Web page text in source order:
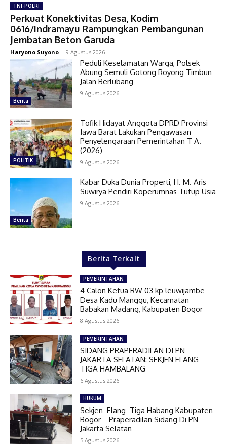
TNI-POLRI
Perkuat Konektivitas Desa, Kodim
0616/Indramayu Rampungkan Pembangunan
Jembatan Beton Garuda
Haryono Suyono - 9 Agustus 2026
Berita
Peduli Keselamatan Warga, Polsek
Abung Semuli Gotong Royong Timbun
Jalan Berlubang
9 Agustus 2026
POLITIK
Tofik Hidayat Anggota DPRD Provinsi
Jawa Barat Lakukan Pengawasan
Penyelengaraan Pemerintahan T A.
(2026)
9 Agustus 2026
Berita
Kabar Duka Dunia Properti, H. M. Aris
Suwirya Pendiri Koperumnas Tutup Usia
9 Agustus 2026
Berita Terkait
PEMERINTAHAN
4 Calon Ketua RW 03 kp leuwijambe
Desa Kadu Manggu, Kecamatan
Babakan Madang, Kabupaten Bogor
8 Agustus 2026
PEMERINTAHAN
SIDANG PRAPERADILAN DI PN
JAKARTA SELATAN: SEKJEN ELANG
TIGA HAMBALANG
6 Agustus 2026
HUKUM
Sekjen Elang Tiga Habang Kabupaten
Bogor Praperadilan Sidang Di PN
Jakarta Selatan
5 Agustus 2026